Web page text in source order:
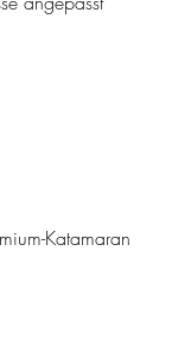
Katamaran